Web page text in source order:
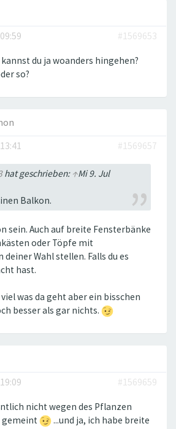
#1569653
du ja woanders hingehen?
so?
#1569657
hat geschrieben: ↑Mi 9. Jul
Balkon.
sein. Auch auf breite Fensterbänke
oder Töpfe mit
Wahl stellen. Falls du es
hast.
was da geht aber ein bisschen
besser als gar nichts.
#1569659
nicht wegen des Pflanzen
gemeint
...und ja, ich habe breite